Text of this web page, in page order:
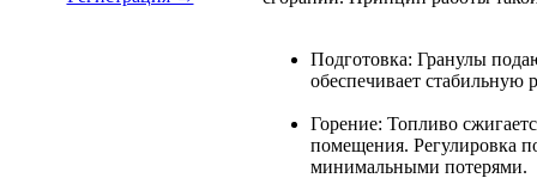
Подготовка: Гранулы
обеспечивает стабильную
Горение: Топливо
помещения. Регулировка
минимальными потерями.